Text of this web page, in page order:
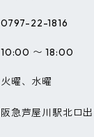
0797-22-1816
10:00 〜 18:00
火曜、水曜
阪急芦屋川駅北口